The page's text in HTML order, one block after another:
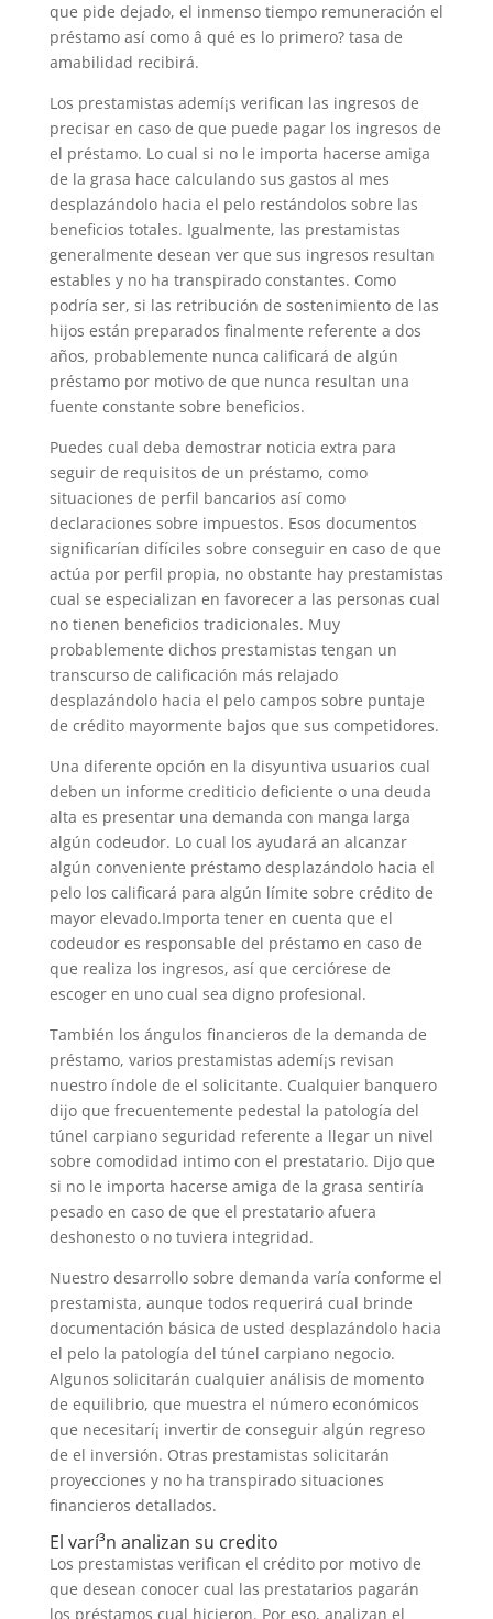
que pide dejado, el inmenso tiempo remuneración el
préstamo así­ como â qué es lo primero? tasa de
amabilidad recibirá.
Los prestamistas ademí¡s verifican las ingresos de
precisar en caso de que puede pagar los ingresos de
el préstamo. Lo cual si no le importa hacerse amiga
de la grasa hace calculando sus gastos al mes
desplazándolo hacia el pelo restándolos sobre las
beneficios totales. Igualmente, las prestamistas
generalmente desean ver que sus ingresos resultan
estables y no ha transpirado constantes. Como
podrí­a ser, si las retribución de sostenimiento de las
hijos están preparados finalmente referente a dos
años, probablemente nunca calificará de algún
préstamo por motivo de que nunca resultan una
fuente constante sobre beneficios.
Puedes cual deba demostrar noticia extra para
seguir de requisitos de un préstamo, como
situaciones de perfil bancarios así­ como
declaraciones sobre impuestos. Esos documentos
significarían difíciles sobre conseguir en caso de que
actúa por perfil propia, no obstante hay prestamistas
cual se especializan en favorecer a las personas cual
no tienen beneficios tradicionales. Muy
probablemente dichos prestamistas tengan un
transcurso de calificación más relajado
desplazándolo hacia el pelo campos sobre puntaje
de crédito mayormente bajos que sus competidores.
Una diferente opción en la disyuntiva usuarios cual
deben un informe crediticio deficiente o una deuda
alta es presentar una demanda con manga larga
algún codeudor. Lo cual los ayudará an alcanzar
algún conveniente préstamo desplazándolo hacia el
pelo los calificará para algún límite sobre crédito de
mayor elevado.Importa tener en cuenta que el
codeudor es responsable del préstamo en caso de
que realiza los ingresos, así que cerciórese de
escoger en uno cual sea digno profesional.
También los ángulos financieros de la demanda de
préstamo, varios prestamistas ademí¡s revisan
nuestro índole de el solicitante. Cualquier banquero
dijo que frecuentemente pedestal la patologí­a del
túnel carpiano seguridad referente a llegar un nivel
sobre comodidad intimo con el prestatario. Dijo que
si no le importa hacerse amiga de la grasa sentiría
pesado en caso de que el prestatario afuera
deshonesto o no tuviera integridad.
Nuestro desarrollo sobre demanda varía conforme el
prestamista, aunque todos requerirá cual brinde
documentación básica de usted desplazándolo hacia
el pelo la patologí­a del túnel carpiano negocio.
Algunos solicitarán cualquier análisis de momento
de equilibrio, que muestra el número económicos
que necesitarí¡ invertir de conseguir algún regreso
de el inversión. Otras prestamistas solicitarán
proyecciones y no ha transpirado situaciones
financieros detallados.
El varí³n analizan su credito
Los prestamistas verifican el crédito por motivo de
que desean conocer cual las prestatarios pagarán
los préstamos cual hicieron. Por eso, analizan el